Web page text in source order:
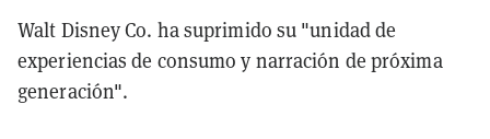
Walt Disney Co. ha suprimido su "unidad de
experiencias de consumo y narración de próxima
generación".